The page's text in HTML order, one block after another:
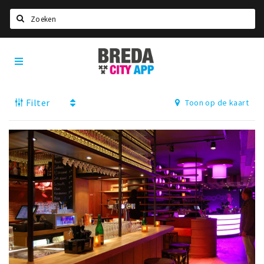
Home
Deals
Nieuws, interviews & blogs
Eten
Drinken
Slapen
Recreatief
Winkels
Breda
City
App
Filter Toon op de kaart